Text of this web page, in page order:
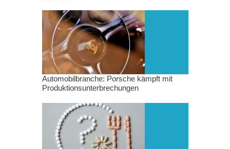
Automobilbranche: Porsche kämpft mit
Produktionsunterbrechungen